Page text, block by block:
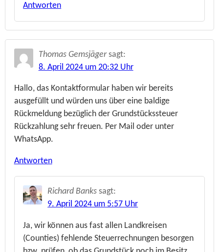
Antworten
Thomas Gemsjäger sagt:
8. April 2024 um 20:32 Uhr
Hallo, das Kontaktformular haben wir bereits
ausgefüllt und würden uns über eine baldige
Rückmeldung bezüglich der Grundstückssteuer
Rückzahlung sehr freuen. Per Mail oder unter
WhatsApp.
Antworten
Richard Banks sagt:
9. April 2024 um 5:57 Uhr
Ja, wir können aus fast allen Landkreisen
(Counties) fehlende Steuerrechnungen besorgen